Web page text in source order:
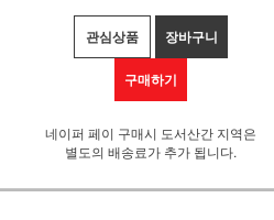
관심상품 장바구니
구매하기
네이퍼 페이 구매시 도서산간 지역은
별도의 배송료가 추가 됩니다.